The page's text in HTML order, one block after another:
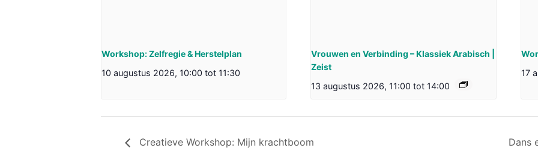
Workshop: Zelfregie & Herstelplan
10 augustus 2026, 10:00 tot 11:30
Vrouwen en Verbinding – Klassiek Arabisch |
Zeist
13 augustus 2026, 11:00 tot 14:00
17
Creatieve Workshop: Mijn krachtboom Dans